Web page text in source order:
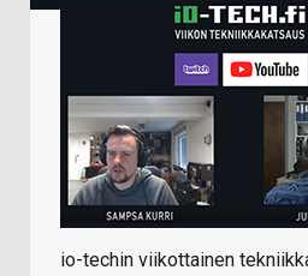
io-techin viikottainen